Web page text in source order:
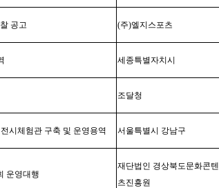
공고 (주)엘지스포츠
세종특별자치시
조달청
전시체험관 구축 및 운영용역 서울특별시 강남구
운영대행
재단법인 경상북도문화콘텐
츠진흥원